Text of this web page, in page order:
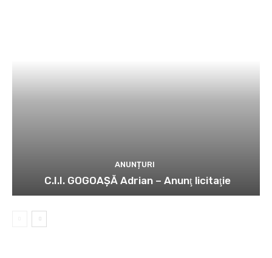
ANUNȚURI
C.I.I. GOGOAŞĂ Adrian – Anunţ licitaţie